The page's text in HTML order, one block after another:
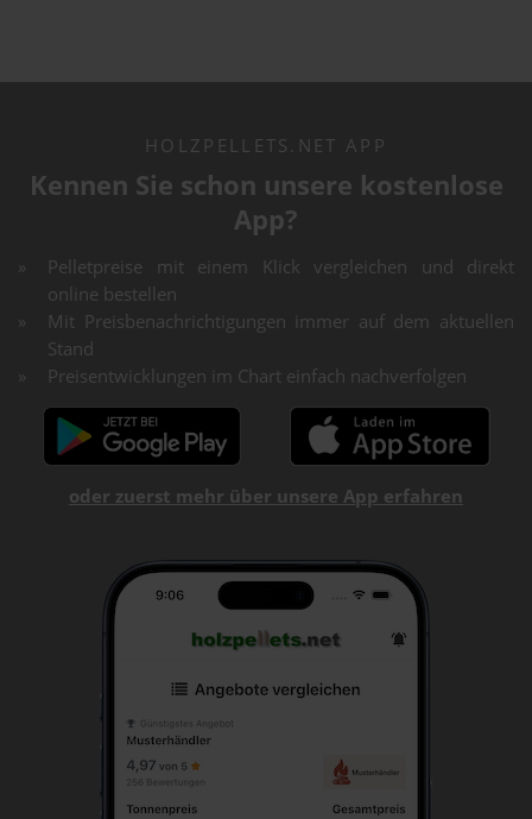
HOLZPELLETS.NET APP
Kennen Sie schon unsere kostenlose
App?
Pelletpreise mit einem Klick vergleichen und direkt
online bestellen
Mit Preisbenachrichtigungen immer auf dem aktuellen
Stand
Preisentwicklungen im Chart einfach nachverfolgen
oder zuerst mehr über unsere App erfahren